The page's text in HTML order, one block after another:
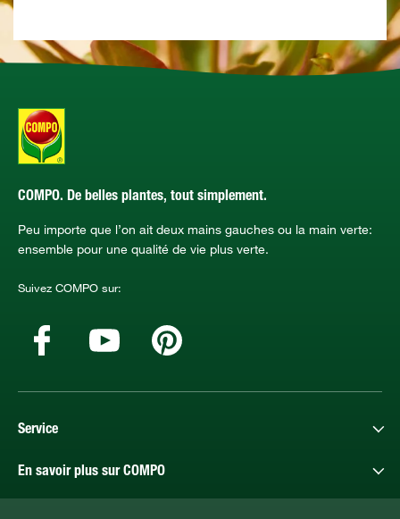
COMPO. De belles plantes, tout simplement.
Peu importe que l’on ait deux mains gauches ou la main verte:
ensemble pour une qualité de vie plus verte.
Suivez COMPO sur:
Service
En savoir plus sur COMPO